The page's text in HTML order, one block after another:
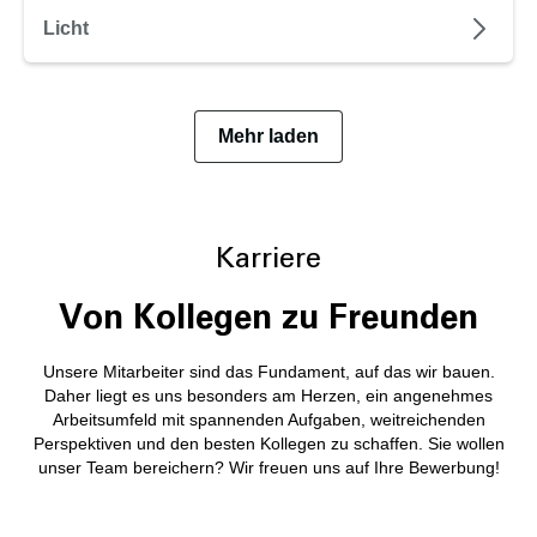
Licht
Mehr laden
Karriere
Von Kollegen zu Freunden
Unsere Mitarbeiter sind das Fundament, auf das wir bauen.
Daher liegt es uns besonders am Herzen, ein angenehmes
Arbeitsumfeld mit spannenden Aufgaben, weitreichenden
Perspektiven und den besten Kollegen zu schaffen. Sie wollen
unser Team bereichern? Wir freuen uns auf Ihre Bewerbung!